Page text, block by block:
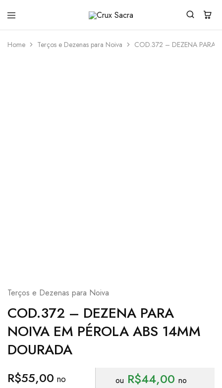
Sacra
Home Terços e Dezenas para Noiva COD.372 – DEZENA PARA
Terços e Dezenas para Noiva
COD.372 – DEZENA PARA
NOIVA EM PÉROLA ABS 14MM
DOURADA
R$55,00 ou R$44,00 no